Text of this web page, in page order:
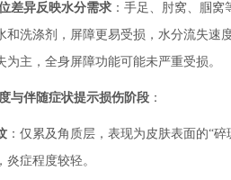
差异反映水分需求 ：手足、肘窝、腘
和洗涤剂，屏障更易受损，水分流失速
为主，全身屏障功能可能未严重受损。
与伴随症状提示损伤阶段 ：
：仅累及角质层，表现为皮肤表面的“
炎症程度较轻。